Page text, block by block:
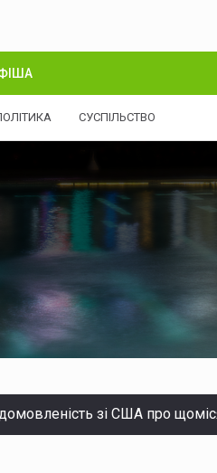
СУСПІЛЬСТВО
поліцейських на Буковині,